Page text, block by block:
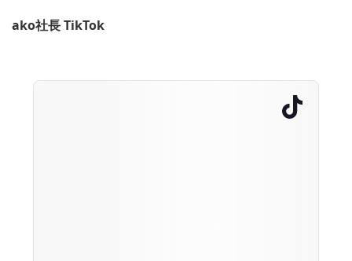
ako社長 TikTok